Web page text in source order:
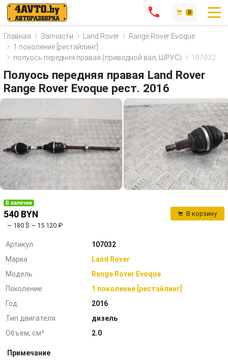
0
Главная Запчасти Land Rover
Range Rover Evoque
1 поколение [рестайлинг]
полуось передняя правая (приводной вал, ШРУС)
107032
Полуось передняя правая Land Rover
Range Rover Evoque рест. 2016
В наличии
540 BYN
~ 180 $ ~ 15 120 ₽
В корзину
Артикул
107032
Марка
Land Rover
Модель
Range Rover Evoque
Поколение
1 поколение [рестайлинг]
Год
2016
Тип двигателя
дизель
Объем, см³
2.0
Примечание